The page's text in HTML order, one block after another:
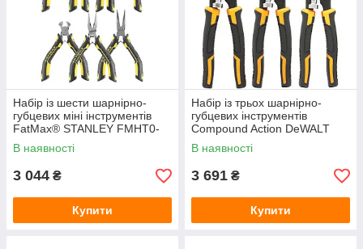
Набір із шести шарнірно-
губцевих міні інструментів
FatMax® STANLEY FMHT0-
80541
В наявності
3 044 ₴
Купити
Набір із трьох шарнірно-
губцевих інструментів
Compound Action DeWALT
DWHT0-70485
В наявності
3 691 ₴
Купити